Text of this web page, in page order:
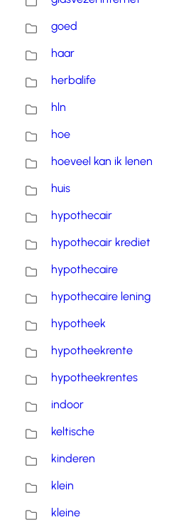
goed
haar
herbalife
hln
hoe
hoeveel kan ik lenen
huis
hypothecair
hypothecair krediet
hypothecaire
hypothecaire lening
hypotheek
hypotheekrente
hypotheekrentes
indoor
keltische
kinderen
klein
kleine